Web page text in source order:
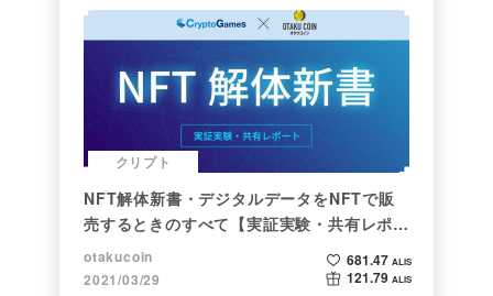
クリプト
NFT解体新書・デジタルデータをNFTで販
売するときのすべて【実証実験・共有レポー
ト】
otakucoin
2021/03/29
681.47 ALIS
121.79 ALIS